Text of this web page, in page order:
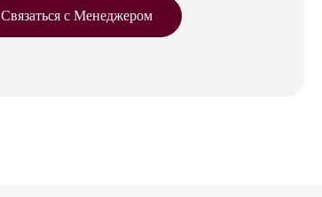
Связаться с Менеджером